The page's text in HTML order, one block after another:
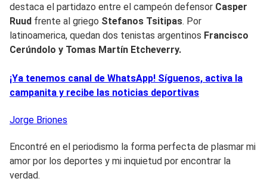
destaca el partidazo entre el campeón defensor Casper
Ruud frente al griego Stefanos Tsitipas. Por
latinoamerica, quedan dos tenistas argentinos Francisco
Cerúndolo y Tomas Martín Etcheverry.
¡Ya tenemos canal de WhatsApp! Síguenos, activa la
campanita y recibe las noticias deportivas
Jorge Briones
Encontré en el periodismo la forma perfecta de plasmar mi
amor por los deportes y mi inquietud por encontrar la
verdad.